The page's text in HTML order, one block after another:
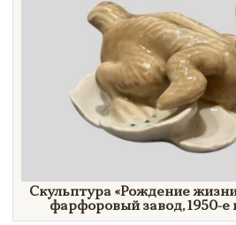
Скульптура «Рождение
фарфоровый завод,1950-е